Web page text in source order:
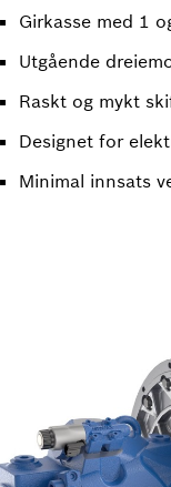
Girkasse med 1
Utgående
Raskt og mykt
Designet for
Minimal innsats